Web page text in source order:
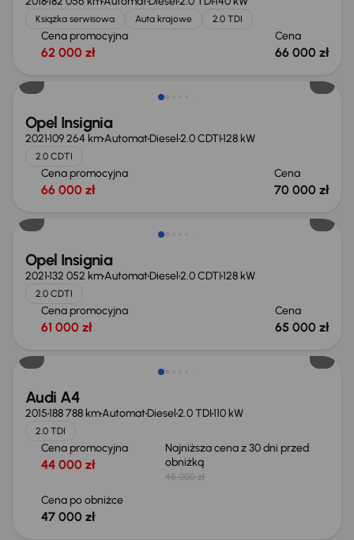
Książka serwisowa Auta krajowe 2.0 TDI
Cena promocyjna
62 000 zł
Cena
66 000 zł
Opel Insignia
2021109 264 kmAutomatDiesel2.0 CDTI128 kW
2.0 CDTI
Cena promocyjna
66 000 zł
Cena
70 000 zł
Opel Insignia
2021132 052 kmAutomatDiesel2.0 CDTI128 kW
2.0 CDTI
Cena promocyjna
61 000 zł
Cena
65 000 zł
Audi A4
2015188 788 kmAutomatDiesel2.0 TDI110 kW
2.0 TDI
Cena promocyjna
44 000 zł
Najniższa cena z 30 dni przed
obniżką
45 000 zł
Cena po obniżce
47 000 zł